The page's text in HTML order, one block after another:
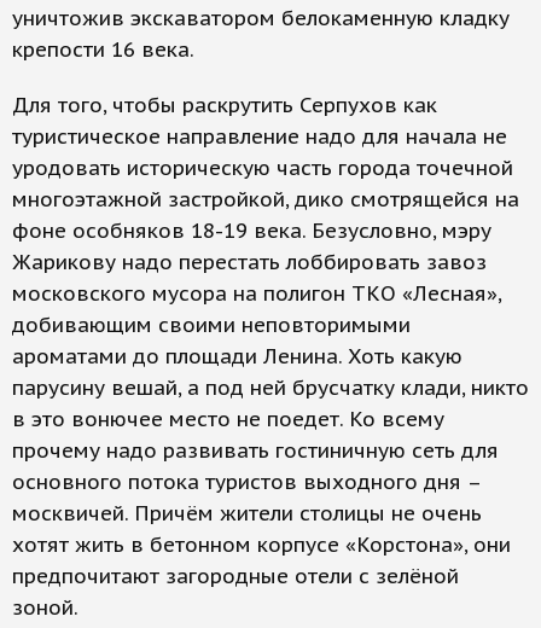
уничтожив экскаватором белокаменную кладку
крепости 16 века.
Для того, чтобы раскрутить Серпухов как
туристическое направление надо для начала не
уродовать историческую часть города точечной
многоэтажной застройкой, дико смотрящейся на
фоне особняков 18-19 века. Безусловно, мэру
Жарикову надо перестать лоббировать завоз
московского мусора на полигон ТКО «Лесная»,
добивающим своими неповторимыми
ароматами до площади Ленина. Хоть какую
парусину вешай, а под ней брусчатку клади, никто
в это вонючее место не поедет. Ко всему
прочему надо развивать гостиничную сеть для
основного потока туристов выходного дня –
москвичей. Причём жители столицы не очень
хотят жить в бетонном корпусе «Корстона», они
предпочитают загородные отели с зелёной
зоной.